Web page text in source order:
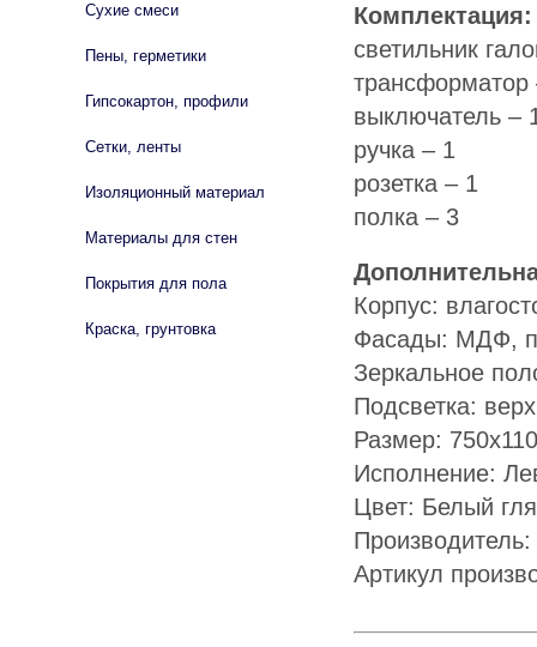
Комплектация:
светильник
трансформатор
выключатель –
ручка – 1
розетка – 1
полка – 3
Корпус:
Фасады: МДФ,
Зеркальное
Подсветка:
Размер:
Исполнение:
Цвет: Белый
Артикул
Сухие смеси
Пены, герметики
Гипсокартон, профили
Сетки, ленты
Изоляционный материал
Материалы для стен
Покрытия для пола
Краска, грунтовка